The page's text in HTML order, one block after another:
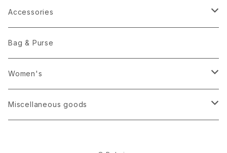
Accessories
Photo Flames
Mirror
Ornament
Tray
Accessories
Brooch
Tie & Bow Tie
Ring
Bag & Purse
Women's
Bikini
Miscellaneous goods